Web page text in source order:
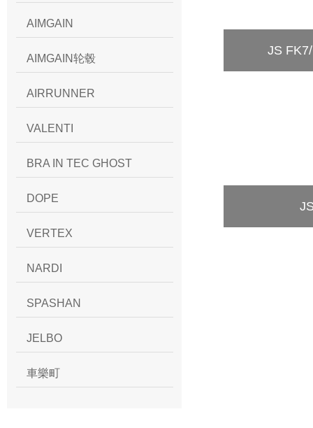
AIMGAIN
AIMGAIN轮毂
AIRRUNNER
VALENTI
BRA IN TEC GHOST
DOPE
VERTEX
NARDI
SPASHAN
JELBO
車樂町
JS